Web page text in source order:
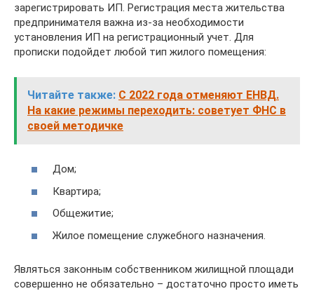
зарегистрировать ИП. Регистрация места жительства
предпринимателя важна из-за необходимости
установления ИП на регистрационный учет. Для
прописки подойдет любой тип жилого помещения:
Читайте также: С 2022 года отменяют ЕНВД.
На какие режимы переходить: советует ФНС в
своей методичке
Дом;
Квартира;
Общежитие;
Жилое помещение служебного назначения.
Являться законным собственником жилищной площади
совершенно не обязательно – достаточно просто иметь